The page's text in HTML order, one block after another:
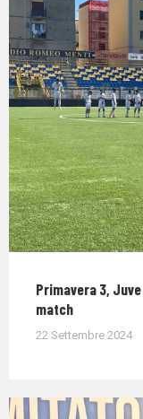
Primavera 3,
match
22 Settembre 2024